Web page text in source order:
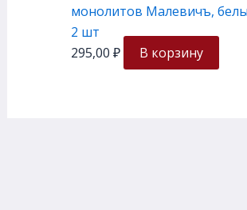
монолитов Малевичъ,
2 шт
295,00 ₽ В корзину